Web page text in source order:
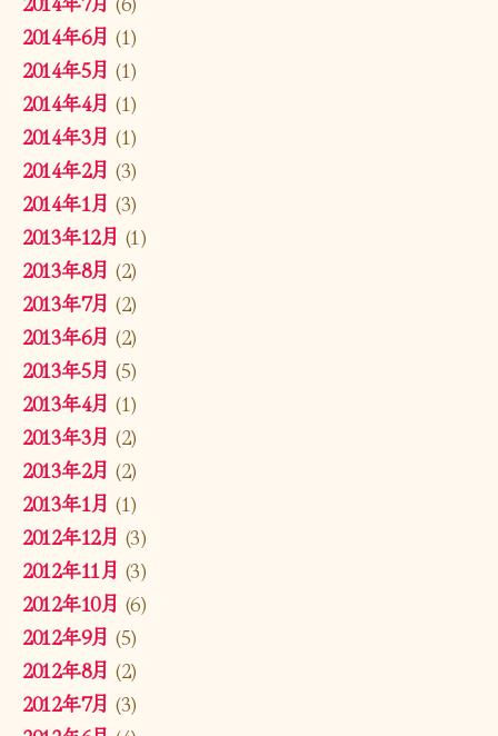
2014年6月 (1)
2014年5月 (1)
2014年4月 (1)
2014年3月 (1)
2014年2月 (3)
2014年1月 (3)
2013年12月 (1)
2013年8月 (2)
2013年7月 (2)
2013年6月 (2)
2013年5月 (5)
2013年4月 (1)
2013年3月 (2)
2013年2月 (2)
2013年1月 (1)
2012年12月 (3)
2012年11月 (3)
2012年10月 (6)
2012年9月 (5)
2012年8月 (2)
2012年7月 (3)